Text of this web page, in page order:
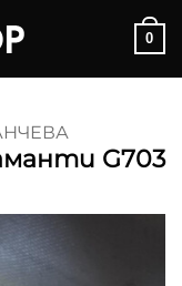
0
G703